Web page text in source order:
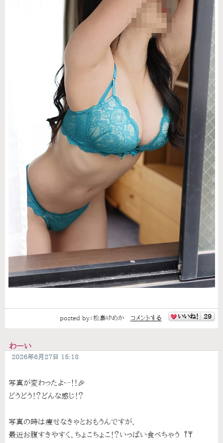
posted by： 松島ゆめか コメントする いいね！ 29
わーい
2026年6月27日 15:18
写真が変わったよー！！🎉
どうどう！？どんな感じ！？
写真の時は痩せなきゃとおもうんですが、
最近お腹すきやすく、ちょこちょこ！？いっぱい食べちゃう‎ ‎ 𐩢𐩺